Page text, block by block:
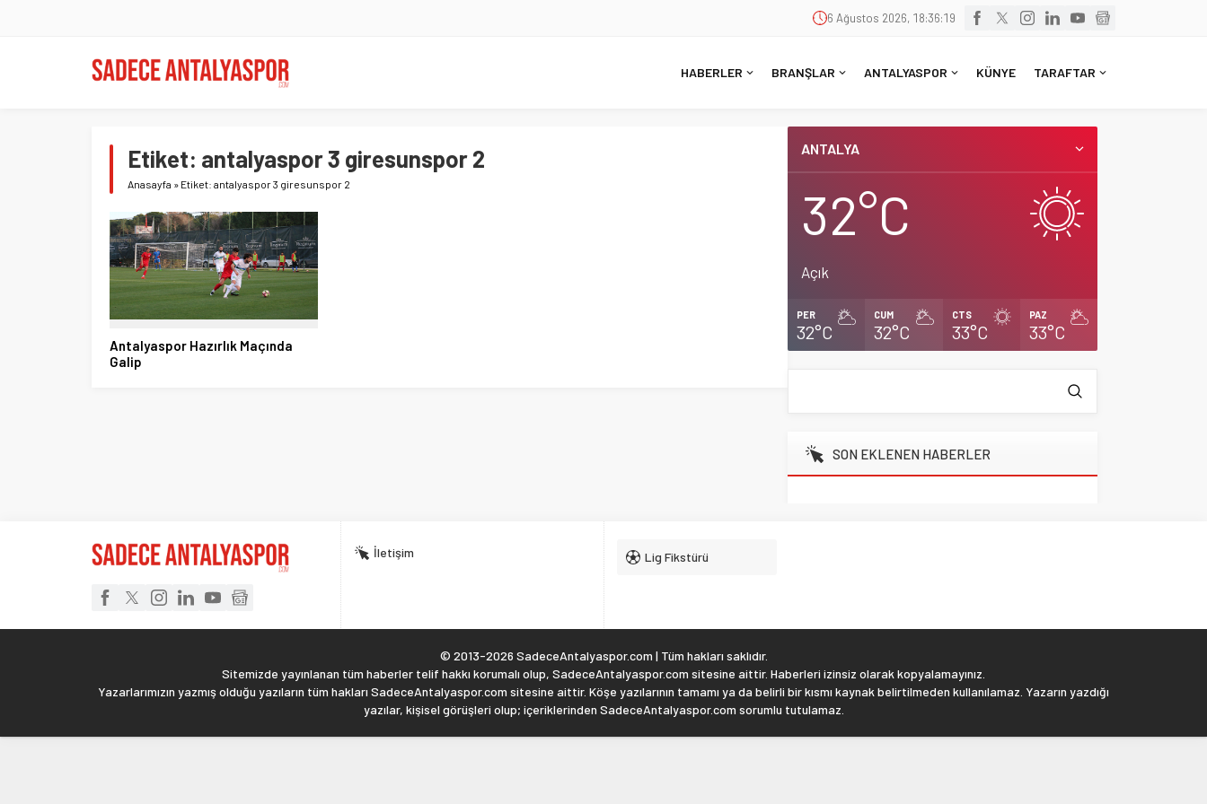
6 Ağustos 2026, 18:36:19
HABERLER BRANŞLAR ANTALYASPOR KÜNYE TARAFTAR
Etiket: antalyaspor 3 giresunspor 2
Anasayfa » Etiket: antalyaspor 3 giresunspor 2
Antalyaspor Hazırlık Maçında
Galip
ANTALYA
32°C
Açık
PER
32°C
CUM
32°C
CTS
33°C
PAZ
33°C
SON EKLENEN HABERLER
İletişim Lig Fikstürü
© 2013-2026 SadeceAntalyaspor.com | Tüm hakları saklıdır.
Sitemizde yayınlanan tüm haberler telif hakkı korumalı olup, SadeceAntalyaspor.com sitesine aittir. Haberleri izinsiz olarak kopyalamayınız.
Yazarlarımızın yazmış olduğu yazıların tüm hakları SadeceAntalyaspor.com sitesine aittir. Köşe yazılarının tamamı ya da belirli bir kısmı kaynak belirtilmeden kullanılamaz. Yazarın yazdığı
yazılar, kişisel görüşleri olup; içeriklerinden SadeceAntalyaspor.com sorumlu tutulamaz.